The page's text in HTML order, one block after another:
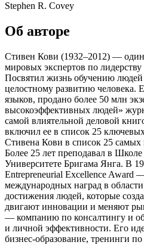
Stephen R. Covey
Об авторе
Стивен Кови (1932–2012) —
мировых экспертов по
Посвятил жизнь обучению
целостному развитию человека.
языков, продано более 50 млн
высокоэффективных людей»
самой влиятельной деловой
включил ее в список 25
Стивена Кови в список 25 самых
Более 25 лет преподавал в
Университете Бригама Янга. В
Entrepreneurial Excellence Award
международных наград в
достижения людей, которые
двигают инновации и меняют
— компанию по консалтингу и
и личной эффективности. Его
бизнес‑образование, тренинги